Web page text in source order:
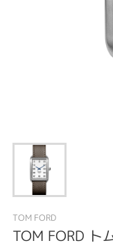
TOM FORD
TOM FORD ト